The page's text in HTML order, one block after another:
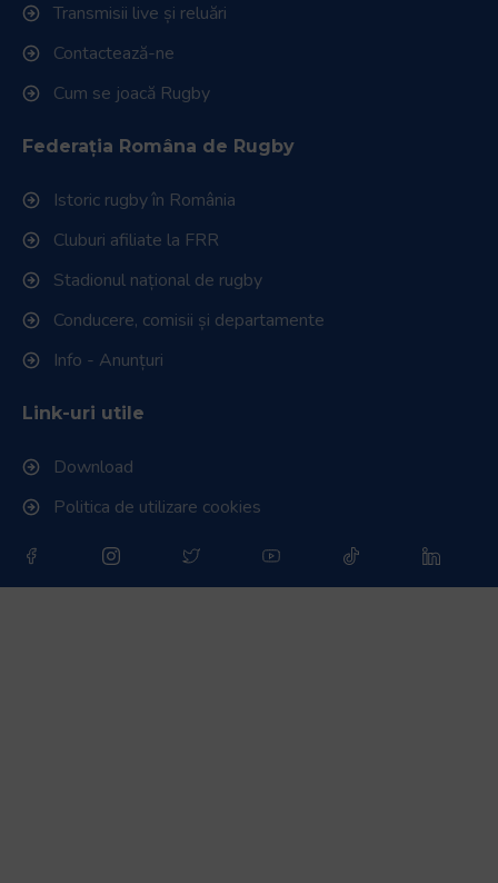
Transmisii live și reluări
Contactează-ne
Cum se joacă Rugby
Federația Româna de Rugby
Istoric rugby în România
Cluburi afiliate la FRR
Stadionul național de rugby
Conducere, comisii și departamente
Info - Anunțuri
Link-uri utile
Download
Politica de utilizare cookies